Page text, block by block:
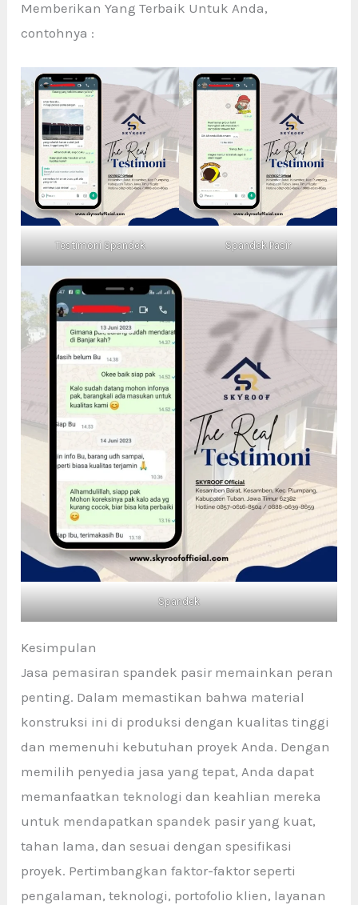
Memberikan Yang Terbaik Untuk Anda,
contohnya :
Testimoni Spandek Spandek Pasir
Spandek
Kesimpulan
Jasa pemasiran spandek pasir memainkan peran
penting. Dalam memastikan bahwa material
konstruksi ini di produksi dengan kualitas tinggi
dan memenuhi kebutuhan proyek Anda. Dengan
memilih penyedia jasa yang tepat, Anda dapat
memanfaatkan teknologi dan keahlian mereka
untuk mendapatkan spandek pasir yang kuat,
tahan lama, dan sesuai dengan spesifikasi
proyek. Pertimbangkan faktor-faktor seperti
pengalaman, teknologi, portofolio klien, layanan